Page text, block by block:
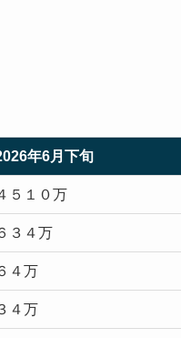
年6月下旬
５１０万
３４万
４万
４万